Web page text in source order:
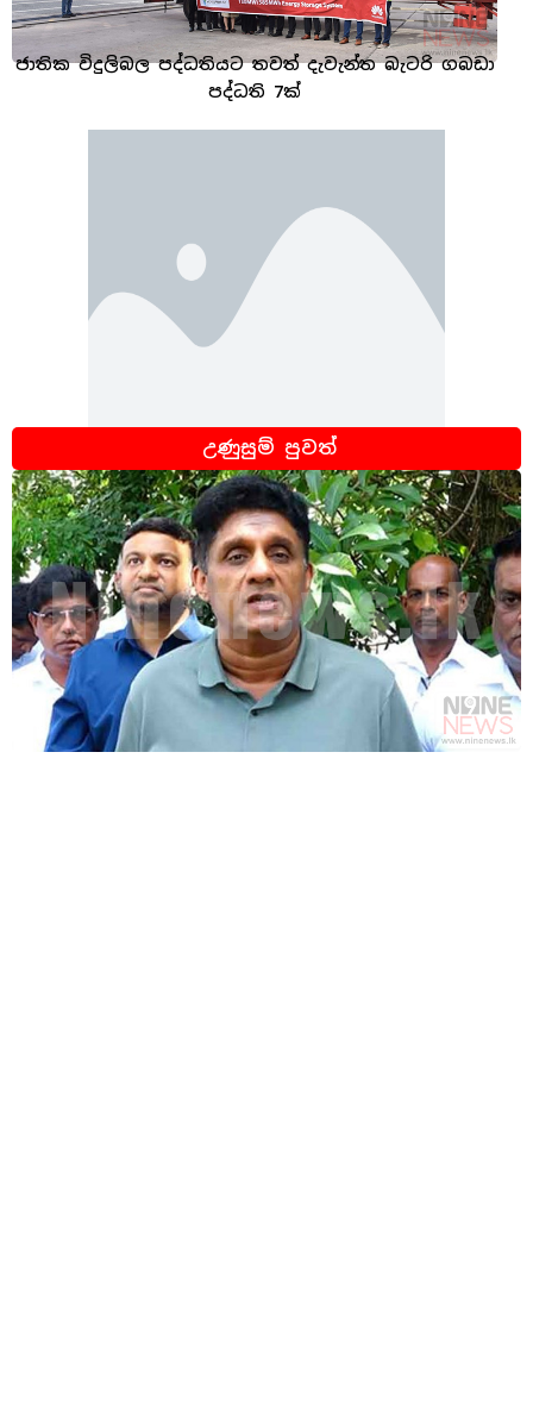
ජාතික විදුලිබල පද්ධතියට තවත් දැවැන්ත බැටරි ගබඩා
පද්ධති 7ක්
උණුසුම් පුවත්